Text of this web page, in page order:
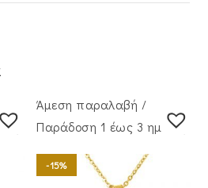
Άμεση παραλαβή /
Παράδoση 1 έως 3 ημέρες
-15%